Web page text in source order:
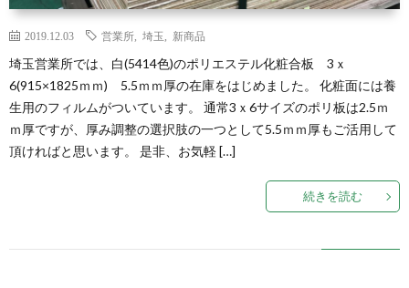
2019.12.03 営業所 埼玉 新商品
埼玉営業所では、白(5414色)のポリエステル化粧合板 3ｘ
6(915×1825ｍｍ) 5.5ｍｍ厚の在庫をはじめました。 化粧面には養
生用のフィルムがついています。 通常3ｘ6サイズのポリ板は2.5ｍ
ｍ厚ですが、厚み調整の選択肢の一つとして5.5ｍｍ厚もご活用して
頂ければと思います。 是非、お気軽 […]
続きを読む